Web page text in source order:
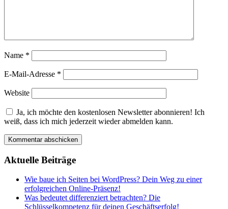
Name *
E-Mail-Adresse *
Website
Ja, ich möchte den kostenlosen Newsletter abonnieren! Ich
weiß, dass ich mich jederzeit wieder abmelden kann.
Aktuelle Beiträge
Wie baue ich Seiten bei WordPress? Dein Weg zu einer
erfolgreichen Online-Präsenz!
Was bedeutet differenziert betrachten? Die
Schlüsselkompetenz für deinen Geschäftserfolg!